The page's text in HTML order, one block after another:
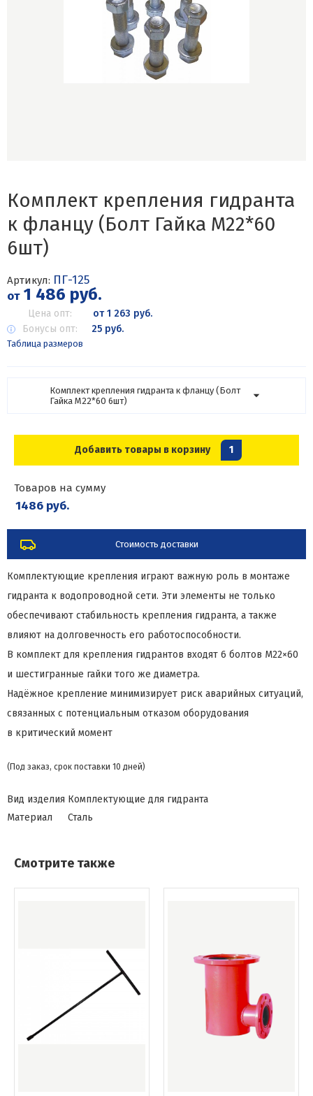
Комплект крепления гидранта
к фланцу (Болт Гайка М22*60
6шт)
Артикул: ПГ-125
от1 486 руб.
Цена опт:
от 1 263 руб.
Бонусы опт:
25 руб.
Таблица размеров
Комплект крепления гидранта к фланцу (Болт
Гайка М22*60 6шт)
Добавить товары в корзину 1
Товаров на сумму
1486 руб.
Стоимость доставки
Комплектующие крепления играют важную роль в монтаже
гидранта к водопроводной сети. Эти элементы не только
обеспечивают стабильность крепления гидранта, а также
влияют на долговечность его работоспособности.
В комплект для крепления гидрантов входят 6 болтов М22×60
и шестигранные гайки того же диаметра.
Надёжное крепление минимизирует риск аварийных ситуаций,
связанных с потенциальным отказом оборудования
в критический момент
(Под заказ, срок поставки 10 дней)
Вид изделия Комплектующие для гидранта
Материал
Сталь
Смотрите также